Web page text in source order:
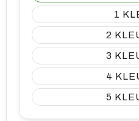
1
2
3
4
5